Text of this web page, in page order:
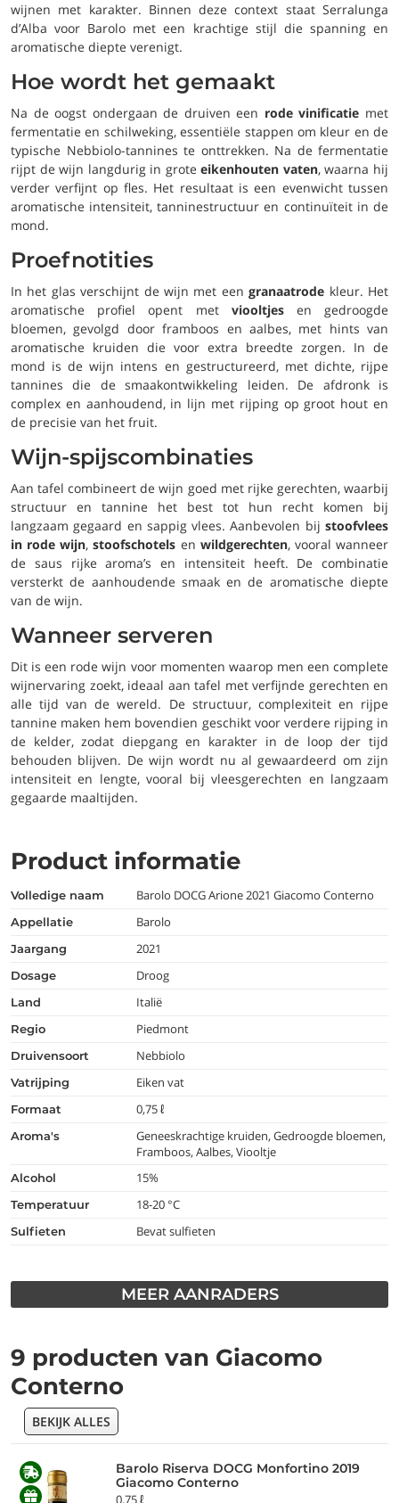
wijnen met karakter. Binnen deze context staat Serralunga
d’Alba voor Barolo met een krachtige stijl die spanning en
aromatische diepte verenigt.
Hoe wordt het gemaakt
Na de oogst ondergaan de druiven een rode vinificatie met
fermentatie en schilweking, essentiële stappen om kleur en de
typische Nebbiolo-tannines te onttrekken. Na de fermentatie
rijpt de wijn langdurig in groteeikenhouten vaten, waarna hij
verder verfijnt op fles. Het resultaat is een evenwicht tussen
aromatische intensiteit, tanninestructuur en continuïteit in de
mond.
Proefnotities
In het glas verschijnt de wijn met eengranaatrode kleur. Het
aromatische profiel opent met viooltjesen gedroogde
bloemen, gevolgd door framboos en aalbes, met hints van
aromatische kruiden die voor extra breedte zorgen. In de
mond is de wijn intens en gestructureerd, met dichte, rijpe
tannines die de smaakontwikkeling leiden. De afdronk is
complex en aanhoudend, in lijn met rijping op groot hout en
de precisie van het fruit.
Wijn-spijscombinaties
Aan tafel combineert de wijn goed met rijke gerechten, waarbij
structuur en tannine het best tot hun recht komen bij
langzaam gegaard en sappig vlees. Aanbevolen bij stoofvlees
in rode wijn,stoofschotels en wildgerechten, vooral wanneer
de saus rijke aroma’s en intensiteit heeft. De combinatie
versterkt de aanhoudende smaak en de aromatische diepte
van de wijn.
Wanneer serveren
Dit is een rode wijn voor momenten waarop men een complete
wijnervaring zoekt, ideaal aan tafel met verfijnde gerechten en
alle tijd van de wereld. De structuur, complexiteit en rijpe
tannine maken hem bovendien geschikt voor verdere rijping in
de kelder, zodat diepgang en karakter in de loop der tijd
behouden blijven. De wijn wordt nu al gewaardeerd om zijn
intensiteit en lengte, vooral bij vleesgerechten en langzaam
gegaarde maaltijden.
Product informatie
volledige naam Barolo DOCG Arione 2021 Giacomo Conterno
appellatie Barolo
jaargang 2021
dosage Droog
land Italië
regio Piedmont
druivensoort Nebbiolo
vatrijping Eiken vat
formaat 0,75 ℓ
aroma's
Geneeskrachtige kruiden, Gedroogde bloemen,
Framboos, Aalbes, Viooltje
alcohol 15%
temperatuur 18-20 °C
Sulfieten Bevat sulfieten
MEER AANRADERS
9 producten van Giacomo
Conterno
BEKIJK ALLES
Barolo Riserva DOCG Monfortino 2019
Giacomo Conterno
0,75 ℓ